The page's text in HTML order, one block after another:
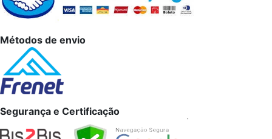
Métodos de envio
Segurança e Certificação